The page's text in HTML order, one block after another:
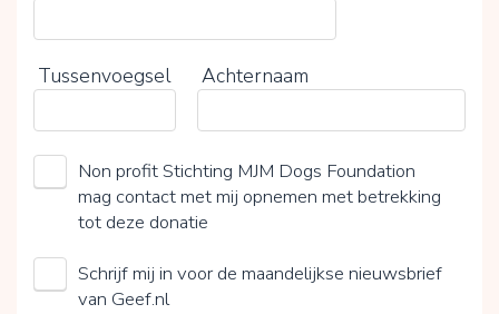
Tussenvoegsel Achternaam
Non profit Stichting MJM Dogs Foundation
mag contact met mij opnemen met betrekking
tot deze donatie
Schrijf mij in voor de maandelijkse nieuwsbrief
van Geef.nl